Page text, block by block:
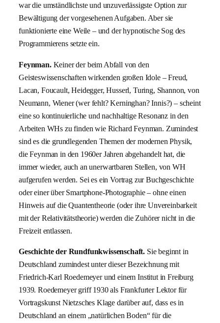
war die umständlichste und unzuverlässigste Option zur
Bewältigung der vorgesehenen Aufgaben. Aber sie
funktionierte eine Weile – und der hypnotische Sog des
Programmierens setzte ein.
Feynman.Keiner der beim Abfall von den
Geisteswissenschaften wirkenden großen Idole – Freud,
Lacan, Foucault, Heidegger, Husserl, Turing, Shannon, von
Neumann, Wiener (wer fehlt? Kerninghan? Innis?) – scheint
eine so kontinuierliche und nachhaltige Resonanz in den
Arbeiten WHs zu finden wie Richard Feynman. Zumindest
sind es die grundlegenden Themen der modernen Physik,
die Feynman in den 1960er Jahren abgehandelt hat, die
immer wieder, auch an unerwartbaren Stellen, von WH
aufgerufen werden. Sei es ein Vortrag zur Buchgeschichte
oder einer über Smartphone-Photographie – ohne einen
Hinweis auf die Quantentheorie (oder ihre Unvereinbarkeit
mit der Relativitätstheorie) werden die Zuhörer nicht in die
Freizeit entlassen.
Geschichte der Rundfunkwissenschaft. Sie beginnt in
Deutschland zumindest unter dieser Bezeichnung mit
Friedrich-Karl Roedemeyer und einem Institut in Freiburg
1939. Roedemeyer griff 1930 als Frankfurter Lektor für
Vortragskunst Nietzsches Klage darüber auf, dass es in
Deutschland an einem „natürlichen Boden“ für die